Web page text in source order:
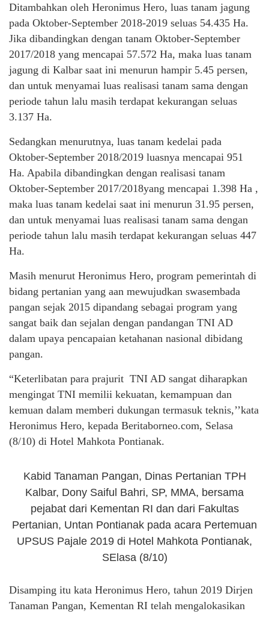
Ditambahkan oleh Heronimus Hero, luas tanam jagung
pada Oktober-September 2018-2019 seluas 54.435 Ha.
Jika dibandingkan dengan tanam Oktober-September
2017/2018 yang mencapai 57.572 Ha, maka luas tanam
jagung di Kalbar saat ini menurun hampir 5.45 persen,
dan untuk menyamai luas realisasi tanam sama dengan
periode tahun lalu masih terdapat kekurangan seluas
3.137 Ha.
Sedangkan menurutnya, luas tanam kedelai pada
Oktober-September 2018/2019 luasnya mencapai 951
Ha. Apabila dibandingkan dengan realisasi tanam
Oktober-September 2017/2018yang mencapai 1.398 Ha ,
maka luas tanam kedelai saat ini menurun 31.95 persen,
dan untuk menyamai luas realisasi tanam sama dengan
periode tahun lalu masih terdapat kekurangan seluas 447
Ha.
Masih menurut Heronimus Hero, program pemerintah di
bidang pertanian yang aan mewujudkan swasembada
pangan sejak 2015 dipandang sebagai program yang
sangat baik dan sejalan dengan pandangan TNI AD
dalam upaya pencapaian ketahanan nasional dibidang
pangan.
“Keterlibatan para prajurit TNI AD sangat diharapkan
mengingat TNI memilii kekuatan, kemampuan dan
kemuan dalam memberi dukungan termasuk teknis,’’kata
Heronimus Hero, kepada Beritaborneo.com, Selasa
(8/10) di Hotel Mahkota Pontianak.
Kabid Tanaman Pangan, Dinas Pertanian TPH
Kalbar, Dony Saiful Bahri, SP, MMA, bersama
pejabat dari Kementan RI dan dari Fakultas
Pertanian, Untan Pontianak pada acara Pertemuan
UPSUS Pajale 2019 di Hotel Mahkota Pontianak,
SElasa (8/10)
Disamping itu kata Heronimus Hero, tahun 2019 Dirjen
Tanaman Pangan, Kementan RI telah mengalokasikan